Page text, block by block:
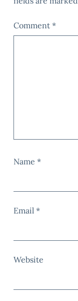
Comment *
Name *
Email *
Website